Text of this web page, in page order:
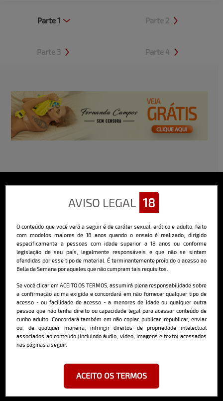
Parte 1 Parte 2
Parte 3 Parte 4
AVISO LEGAL 18
O conteúdo que você verá a seguir é de caráter sexual, erótico e adulto, feito
com modelos maiores de 18 anos quando o ensaio é realizado, dirigido
especificamente a pessoas com idade superior a 18 anos ou conforme
legislação de seu país, legalmente responsáveis e que não se sintam
ofendidas por esse tipo de material. É terminantemente proibido o acesso ao
Bella da Semana por aqueles que não cumpram tais requisitos.
Se você clicar em ACEITO OS TERMOS, assumirá plena responsabilidade sobre
a confirmação acima exigida e concordará em não fornecer qualquer tipo de
acesso - ou facilidade de acesso - a menores de idade ou qualquer outra
pessoa que não tenha direito ou capacidade legal para acessar conteúdo de
cunho adulto. Concordará também em não copiar, publicar, republicar, enviar
ou, de qualquer maneira, infringir direitos de propriedade intelectual
associados ao conteúdo (incluindo áudio, vídeo, imagens e texto) acessados
nas páginas a seguir.
ACEITO OS TERMOS
Sobre o Bella
do Brasil, com ensaios fotográficos e vídeos exclusivos de alta
qualidade, além de conteúdo editorial sobre saúde, esportes, moda,
comportamento, relacionamentos, tecnologia e erotismo.
Saiba mais
Cadastre-se e receba a mais
deliciosa newsletter da internet
Ao se cadastrar, você concorda em receber emails da Bella da Semana
e aceita nossos termos de uso da web e política de privacidade e